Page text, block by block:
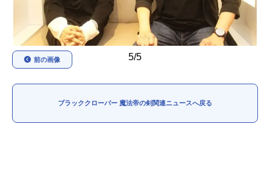
秋アニメ 冬アニメ
男性声優/女性声優一覧
5/5
前の画像
ブラッククローバー 魔法帝の剣関連ニュースへ戻る